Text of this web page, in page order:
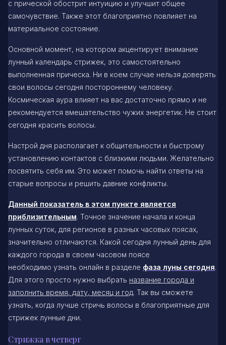
с прической обострит интуицию и улучшит общее
самочувствие. Также этот благоприятно повлияет на
материальное состояние.
Основной момент, на котором акцентирует внимание
лунный календарь стрижек, это самостоятельно
выполненная прическа. Ни в коем случае нельзя доверять
свои волосы сегодня постороннему человеку.
Космическая аура влияет на вас достаточно прямо и не
рекомендуется вмешательство чужих энергетик. Не стоит
сегодня красить волосы.
Настрой дня располагает к общительности и быстрому
установлению контактов с близкими людьми. Желательно
посвятить себя им. Это может помочь найти ответы на
старые вопросы и решить давние конфликты.
Данный показатель в этом пункте является
приблизительным. Точное значение начала и конца
лунных суток, для регионов в разных часовых поясах,
значительно отличаются. Какой сегодня лунный день для
каждого города в своем часовом поясе
необходимо узнать онлайн в разделе фаза луны сегодня.
Для этого просто нужно выбрать название города и
заполнить время, дату, месяц и год. Так вы сможете
узнать, когда лучше стричь волосы в благоприятные для
стрижек лунные дни.
Стрижка в четверг